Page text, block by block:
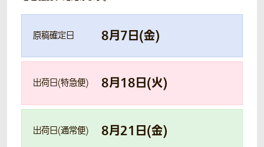
原稿確定日 8月7日(金)
出荷日(特急便) 8月18日(火)
出荷日(通常便) 8月21 日(金)